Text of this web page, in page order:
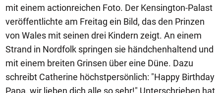
mit einem actionreichen Foto. Der Kensington-Palast
veröffentlichte am Freitag ein Bild, das den Prinzen
von Wales mit seinen drei Kindern zeigt. An einem
Strand in Nordfolk springen sie händchenhaltend und
mit einem breiten Grinsen über eine Düne. Dazu
schreibt Catherine höchstpersönlich: "Happy Birthday